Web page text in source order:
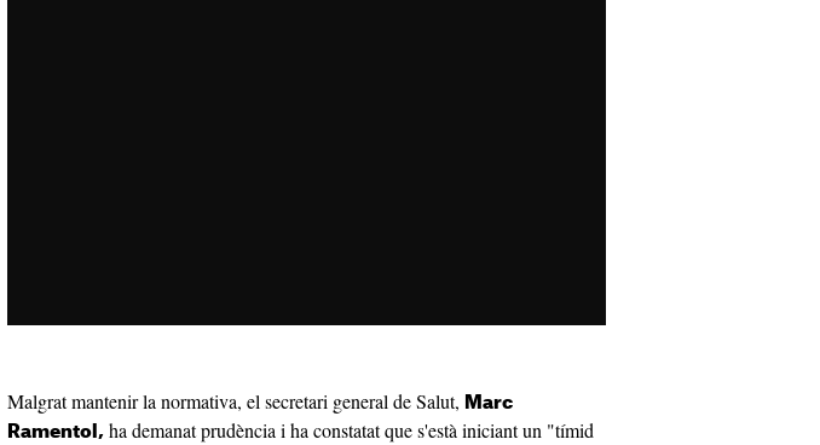
Malgrat mantenir la normativa, el secretari general de Salut, Marc
Ramentol, ha demanat prudència i ha constatat que s'està iniciant un "tímid